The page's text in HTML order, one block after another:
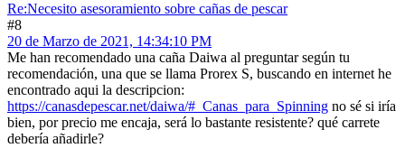
Re:Necesito asesoramiento sobre cañas de pescar
#8
20 de Marzo de 2021, 14:34:10 PM
Me han recomendado una caña Daiwa al preguntar según tu
recomendación, una que se llama Prorex S, buscando en internet he
encontrado aqui la descripcion:
https://canasdepescar.net/daiwa/#_Canas_para_Spinning no sé si iría
bien, por precio me encaja, será lo bastante resistente? qué carrete
debería añadirle?